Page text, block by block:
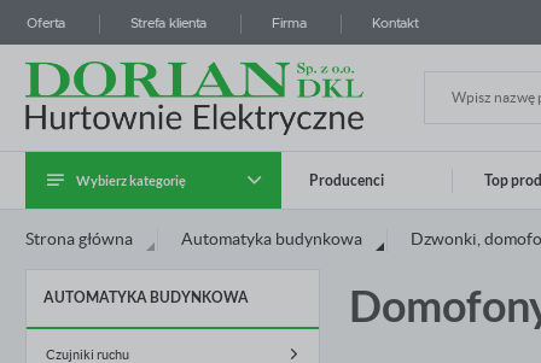
Oferta Strefa klienta Firma Kontakt
Wybierz kategorię
Kategoria Instalatora
Kable i przewody
Systemy prowadzenia kabli
Producenci Top
Strona główna Automatyka budynkowa Dzwonki,
AUTOMATYKA BUDYNKOWA
Czujniki ruchu